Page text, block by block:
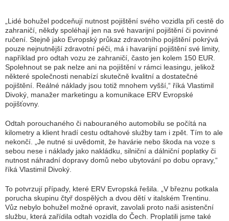
„Lidé bohužel podceňují nutnost pojištění svého vozidla při cestě do
zahraničí, někdy spoléhají jen na své havarijní pojištění či povinné
ručení. Stejně jako Evropský průkaz zdravotního pojištění pokrývá
pouze nejnutnější zdravotní péči, má i havarijní pojištění své limity,
například pro odtah vozu ze zahraničí, často jen kolem 150 EUR.
Spolehnout se pak nelze ani na pojištění v rámci leasingu, jelikož
některé společnosti nenabízí skutečně kvalitní a dostatečné
pojištění. Reálné náklady jsou totiž mnohem vyšší,“ říká Vlastimil
Divoký, manažer marketingu a komunikace ERV Evropské
pojišťovny.
Odtah porouchaného či nabouraného automobilu se počítá na
kilometry a klient hradí cestu odtahové služby tam i zpět. Tím to ale
nekončí. „Je nutné si uvědomit, že havárie nebo škoda na voze s
sebou nese i náklady jako nakládku, silniční a dálniční poplatky či
nutnost náhradní dopravy domů nebo ubytování po dobu opravy,“
říká Vlastimil Divoký.
To potvrzují případy, které ERV Evropská řešila. „V březnu potkala
porucha skupinu čtyř dospělých a dvou dětí v italském Trentinu.
Vůz nebylo bohužel možné opravit, zavolali proto naši asistenční
službu, která zařídila odtah vozidla do Čech. Proplatili jsme také